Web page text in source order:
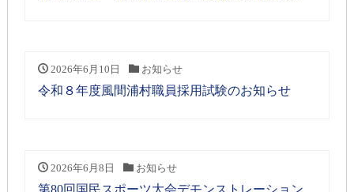
2026年6月10日 お知らせ
令和８年度風間浦村職員採用試験のお知らせ
2026年6月8日 お知らせ
第80回国民スポーツ大会デモンストレーション